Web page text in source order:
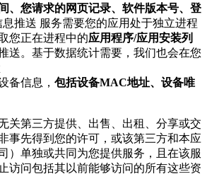
、您请求的网页记录、软件版本号、登
息推送 服务需要您的应用处于独立进程
您正在进程中的应用程序/应用安装列
送。基于数据统计需要，我们也会在您
备信息， 包括设备MAC地址、设备唯
关第三方提供、出售、出租、分享或交
事先得到您的许可，或该第三方和本应
）单独或共同为您提供服务，且在该服
访问包括其以前能够访问的所有这些资